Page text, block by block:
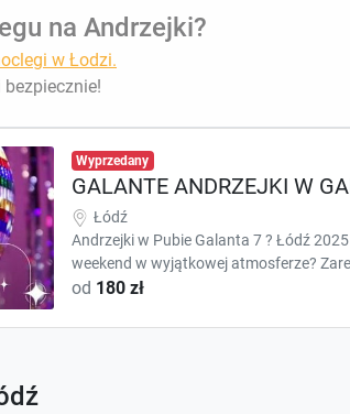
na Andrzejki?
w Łodzi.
bezpiecznie!
Wyprzedany
GALANTE ANDRZEJKI W
Łódź
Andrzejki w Pubie Galanta 7 ? Łódź
weekend w wyjątkowej atmosferze?
od 180 zł